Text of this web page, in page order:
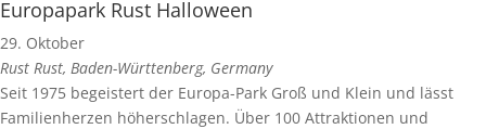
Europapark Rust Halloween
29. Oktober
Rust Rust, Baden-Württenberg, Germany
Seit 1975 begeistert der Europa-Park Groß und Klein und lässt
Familienherzen höherschlagen. Über 100 Attraktionen und